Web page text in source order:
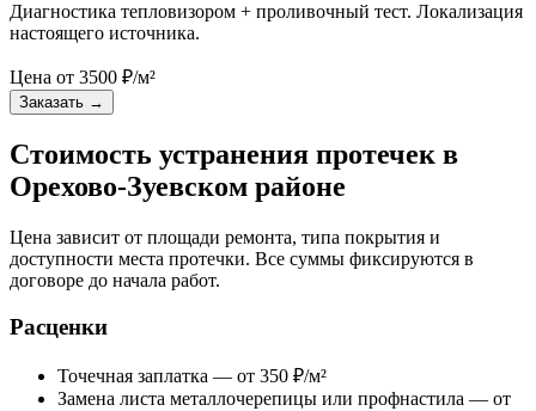
Диагностика тепловизором + проливочный тест. Локализация
настоящего источника.
Цена от 3500 ₽/м²
Заказать →
Стоимость устранения протечек в
Орехово-Зуевском районе
Цена зависит от площади ремонта, типа покрытия и
доступности места протечки. Все суммы фиксируются в
договоре до начала работ.
Расценки
Точечная заплатка — от 350 ₽/м²
Замена листа металлочерепицы или профнастила — от